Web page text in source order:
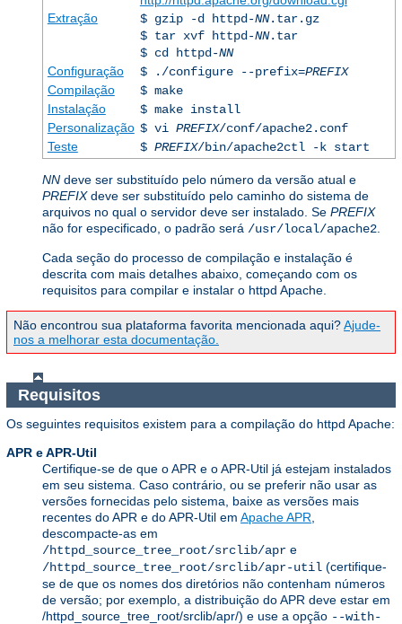
Extração
$ gzip -d httpd-NN.tar.gz
$ tar xvf httpd-NN.tar
$ cd httpd-NN
Configuração
$ ./configure --prefix=PREFIX
Compilação
$ make
Instalação
$ make install
Personalização $ vi PREFIX/conf/apache2.conf
Teste
$ PREFIX/bin/apache2ctl -k start
NN deve ser substituído pelo número da versão atual e
PREFIXdeve ser substituído pelo caminho do sistema de
arquivos no qual o servidor deve ser instalado. Se PREFIX
não for especificado, o padrão será /usr/local/apache2
Cada seção do processo de compilação e instalação é
descrita com mais detalhes abaixo, começando com os
requisitos para compilar e instalar o httpd Apache.
Não encontrou sua plataforma favorita mencionada aqui?Ajude-
nos a melhorar esta documentação.
Requisitos
Os seguintes requisitos existem para a compilação do httpd Apache:
APR e APR-Util
Certifique-se de que o APR e o APR-Util já estejam instalados
em seu sistema. Caso contrário, ou se preferir não usar as
versões fornecidas pelo sistema, baixe as versões mais
recentes do APR e do APR-Util em Apache APR,
descompacte-as em
/httpd_source_tree_root/srclib/apr e
/httpd_source_tree_root/srclib/apr-util (certifique-
se de que os nomes dos diretórios não contenham números
de versão; por exemplo, a distribuição do APR deve estar em
/httpd_source_tree_root/srclib/apr/) e use a opção --with-